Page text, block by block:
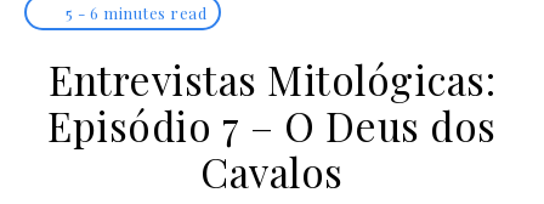
5 - 6 minutes read
Entrevistas Mitológicas:
Episódio 7 – O Deus dos
Cavalos